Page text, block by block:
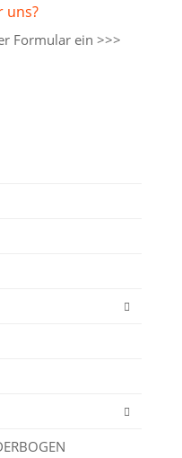
uns?
Formular ein >>>